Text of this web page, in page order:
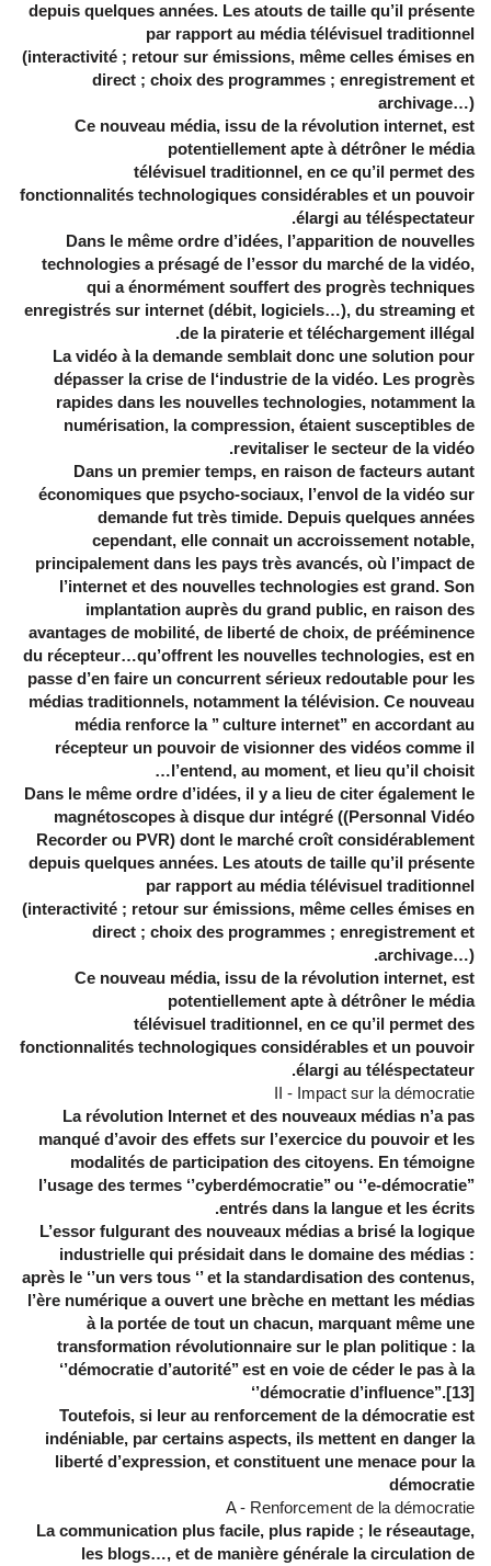
depuis quelques années. Les atouts de taille qu’il présente
par rapport au média télévisuel traditionnel
(interactivité ; retour sur émissions, même celles émises en
direct ; choix des programmes ; enregistrement et
archivage…)
Ce nouveau média, issu de la révolution internet, est
potentiellement apte à détrôner le média
télévisuel traditionnel, en ce qu’il permet des
fonctionnalités technologiques considérables et un pouvoir
élargi au téléspectateur.
Dans le même ordre d’idées, l’apparition de nouvelles
technologies a présagé de l’essor du marché de la vidéo,
qui a énormément souffert des progrès techniques
enregistrés sur internet (débit, logiciels…), du streaming et
de la piraterie et téléchargement illégal.
La vidéo à la demande semblait donc une solution pour
dépasser la crise de l‘industrie de la vidéo. Les progrès
rapides dans les nouvelles technologies, notamment la
numérisation, la compression, étaient susceptibles de
revitaliser le secteur de la vidéo.
Dans un premier temps, en raison de facteurs autant
économiques que psycho-sociaux, l’envol de la vidéo sur
demande fut très timide. Depuis quelques années
cependant, elle connait un accroissement notable,
principalement dans les pays très avancés, où l’impact de
l’internet et des nouvelles technologies est grand. Son
implantation auprès du grand public, en raison des
avantages de mobilité, de liberté de choix, de prééminence
du récepteur…qu’offrent les nouvelles technologies, est en
passe d’en faire un concurrent sérieux redoutable pour les
médias traditionnels, notamment la télévision. Ce nouveau
média renforce la ’’ culture internet’’ en accordant au
récepteur un pouvoir de visionner des vidéos comme il
l’entend, au moment, et lieu qu’il choisit…
Dans le même ordre d’idées, il y a lieu de citer également le
magnétoscopes à disque dur intégré ((Personnal Vidéo
Recorder ou PVR) dont le marché croît considérablement
depuis quelques années. Les atouts de taille qu’il présente
par rapport au média télévisuel traditionnel
(interactivité ; retour sur émissions, même celles émises en
direct ; choix des programmes ; enregistrement et
archivage…).
Ce nouveau média, issu de la révolution internet, est
potentiellement apte à détrôner le média
télévisuel traditionnel, en ce qu’il permet des
fonctionnalités technologiques considérables et un pouvoir
élargi au téléspectateur.
II - Impact sur la démocratie
La révolution Internet et des nouveaux médias n’a pas
manqué d’avoir des effets sur l’exercice du pouvoir et les
modalités de participation des citoyens. En témoigne
l’usage des termes ‘’cyberdémocratie’’ ou ‘’e-démocratie’’
entrés dans la langue et les écrits.
L’essor fulgurant des nouveaux médias a brisé la logique
industrielle qui présidait dans le domaine des médias :
après le ‘’un vers tous ‘’ et la standardisation des contenus,
l’ère numérique a ouvert une brèche en mettant les médias
à la portée de tout un chacun, marquant même une
transformation révolutionnaire sur le plan politique : la
‘’démocratie d’autorité’’ est en voie de céder le pas à la
‘’démocratie d’influence’’.[13]
Toutefois, si leur au renforcement de la démocratie est
indéniable, par certains aspects, ils mettent en danger la
liberté d’expression, et constituent une menace pour la
démocratie
A - Renforcement de la démocratie
La communication plus facile, plus rapide ; le réseautage,
les blogs…, et de manière générale la circulation de